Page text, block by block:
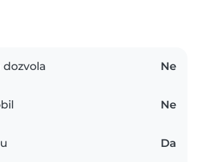
dozvola Ne
Ne
Da